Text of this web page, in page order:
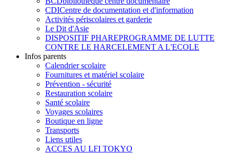
CDICentre de documentation et d'information
Activités périscolaires et garderie
Le Dit d'Asie
DISPOSITIF PHAREPROGRAMME DE LUTTE
CONTRE LE HARCELEMENT A L'ECOLE
Infos parents
Calendrier scolaire
Fournitures et matériel scolaire
Prévention - sécurité
Restauration scolaire
Santé scolaire
Voyages scolaires
Boutique en ligne
Transports
Liens utiles
ACCES AU LFI TOKYO